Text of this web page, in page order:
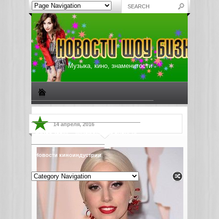
Музыка, кино, знаменитости
Жизнь звезд Музыкальные новости
Новости киноиндустрии
14 апреля, 2016